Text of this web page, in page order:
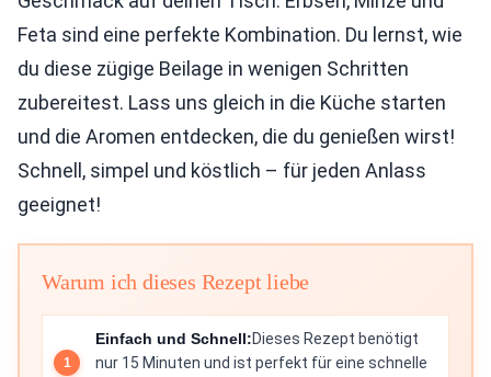
Feta sind eine perfekte Kombination. Du lernst, wie
du diese zügige Beilage in wenigen Schritten
zubereitest. Lass uns gleich in die Küche starten
und die Aromen entdecken, die du genießen wirst!
Schnell, simpel und köstlich – für jeden Anlass
geeignet!
Warum ich dieses Rezept liebe
Einfach und Schnell:Dieses Rezept benötigt
nur 15 Minuten und ist perfekt für eine schnelle